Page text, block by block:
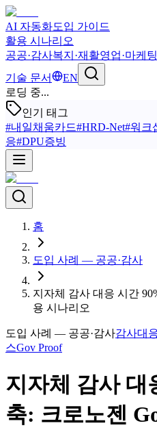
AI 자동화도입 가이드
활용 시나리오
공공·감사복지·재활영업·마케팅
기술 문서
EN
로딩 중...
인기 태그
#내일채움카드#HRD-Net#워크
응#DPU증빙
홈
도입 사례 — 공공·감사
지자체 감사 대응 시간
용 시나리오
도입 사례 — 공공·감사감사대
스Gov Proof
지자체 감사 대
축: 크로노젠